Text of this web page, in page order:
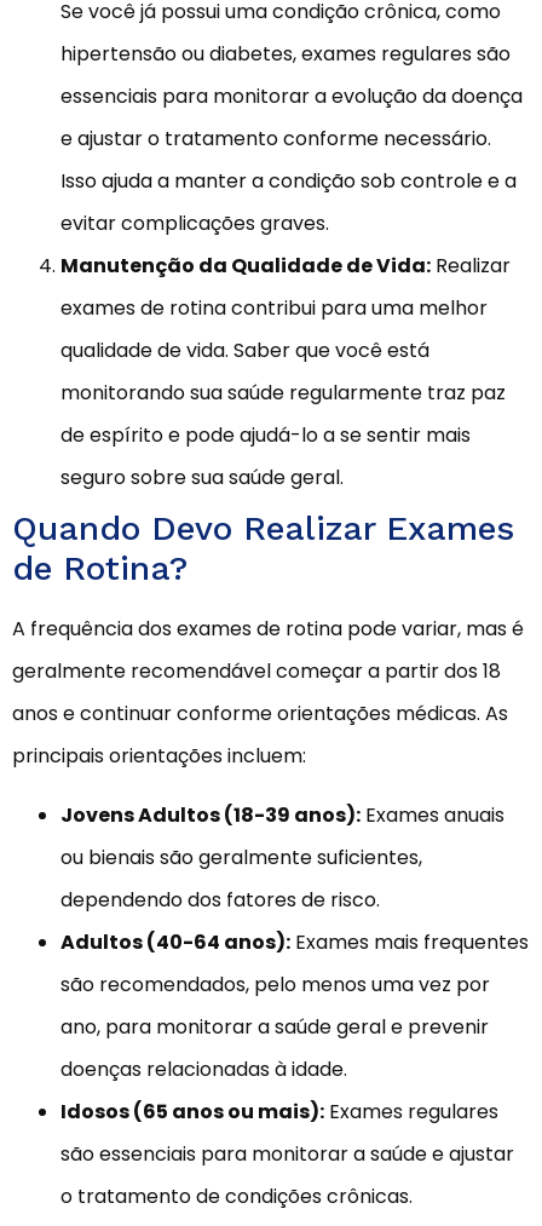
Se você já possui uma condição crônica, como
hipertensão ou diabetes, exames regulares são
essenciais para monitorar a evolução da doença
e ajustar o tratamento conforme necessário.
Isso ajuda a manter a condição sob controle e a
evitar complicações graves.
Manutenção da Qualidade de Vida: Realizar
exames de rotina contribui para uma melhor
qualidade de vida. Saber que você está
monitorando sua saúde regularmente traz paz
de espírito e pode ajudá-lo a se sentir mais
seguro sobre sua saúde geral.
Quando Devo Realizar Exames
de Rotina?
A frequência dos exames de rotina pode variar, mas é
geralmente recomendável começar a partir dos 18
anos e continuar conforme orientações médicas. As
principais orientações incluem:
Jovens Adultos (18-39 anos): Exames anuais
ou bienais são geralmente suficientes,
dependendo dos fatores de risco.
Adultos (40-64 anos): Exames mais frequentes
são recomendados, pelo menos uma vez por
ano, para monitorar a saúde geral e prevenir
doenças relacionadas à idade.
Idosos (65 anos ou mais): Exames regulares
são essenciais para monitorar a saúde e ajustar
o tratamento de condições crônicas.